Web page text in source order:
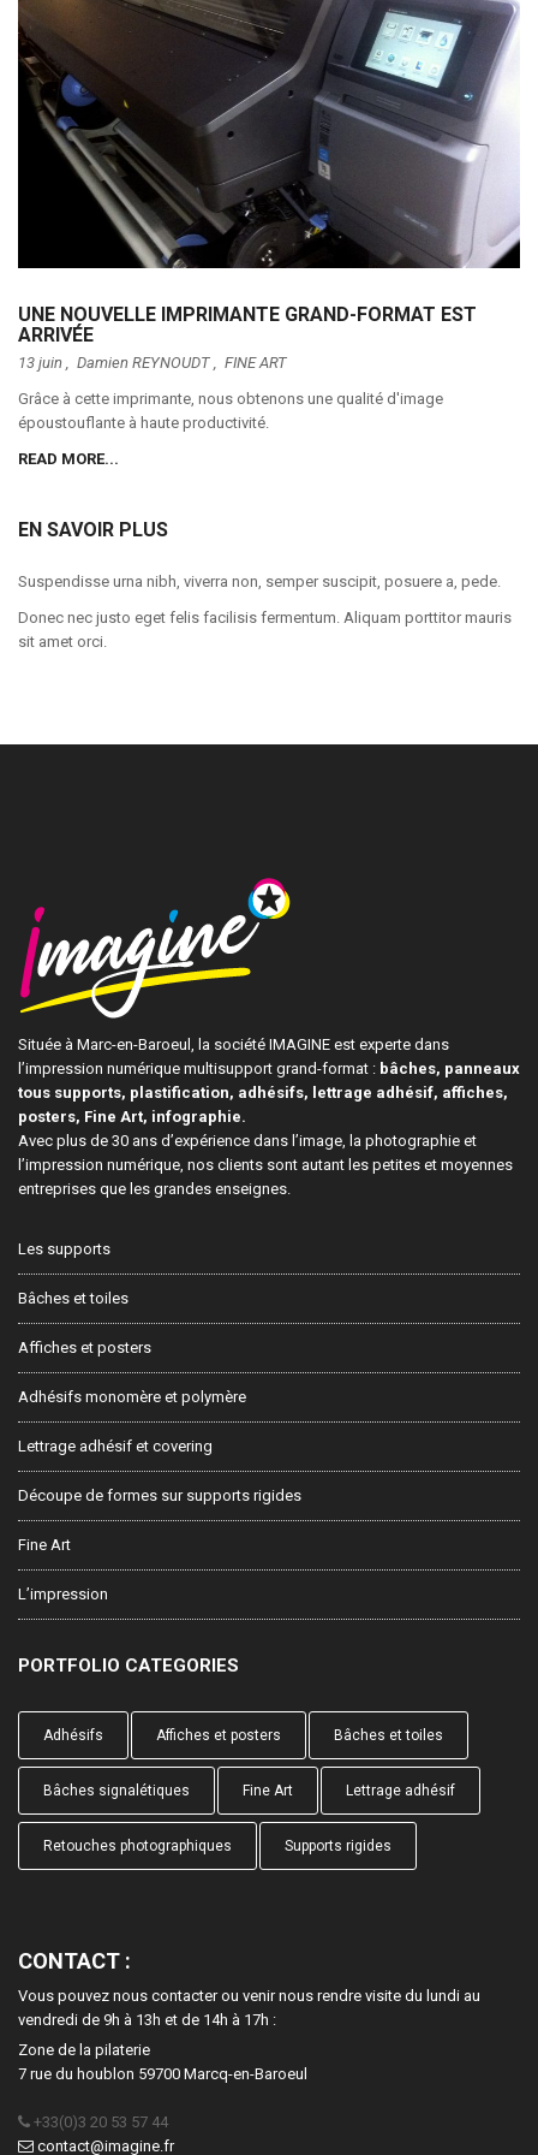
UNE NOUVELLE IMPRIMANTE GRAND-FORMAT EST
ARRIVÉE
13 juin , Damien REYNOUDT
FINE ART
Grâce à cette imprimante, nous obtenons une qualité d'image
époustouflante à haute productivité.
READ MORE...
EN SAVOIR PLUS
Suspendisse urna nibh, viverra non, semper suscipit, posuere a, pede.
Donec nec justo eget felis facilisis fermentum. Aliquam porttitor mauris
sit amet orci.
Située à Marc-en-Baroeul, la société IMAGINE est experte dans
l’impression numérique multisupport grand-format : bâches, panneaux
tous supports, plastification, adhésifs, lettrage adhésif, affiches,
posters, Fine Art, infographie.
Avec plus de 30 ans d’expérience dans l’image, la photographie et
l’impression numérique, nos clients sont autant les petites et moyennes
entreprises que les grandes enseignes.
Les supports
Bâches et toiles
Affiches et posters
Adhésifs monomère et polymère
Lettrage adhésif et covering
Découpe de formes sur supports rigides
Fine Art
L’impression
PORTFOLIO CATEGORIES
Adhésifs Affiches et posters Bâches et toiles
Bâches signalétiques Fine Art Lettrage adhésif
Retouches photographiques Supports rigides
CONTACT :
Vous pouvez nous contacter ou venir nous rendre visite du lundi au
vendredi de 9h à 13h et de 14h à 17h :
Zone de la pilaterie
7 rue du houblon 59700 Marcq-en-Baroeul
+33(0)3 20 53 57 44
contact@imagine.fr